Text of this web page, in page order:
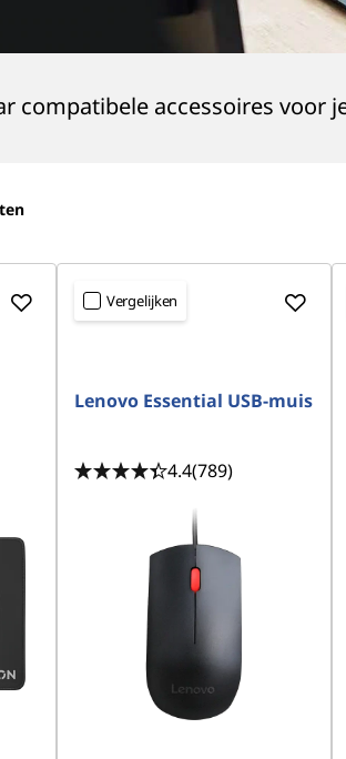
compatibele accessoires voor
Vergelijken
Lenovo Essential USB-muis
4.4(789)